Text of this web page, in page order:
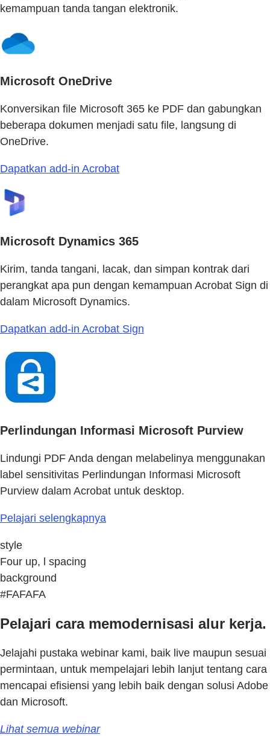
kemampuan tanda tangan elektronik.
Microsoft OneDrive
Konversikan file Microsoft 365 ke PDF dan gabungkan
beberapa dokumen menjadi satu file, langsung di
OneDrive.
Dapatkan add-in Acrobat
Microsoft Dynamics 365
Kirim, tanda tangani, lacak, dan simpan kontrak dari
perangkat apa pun dengan kemampuan Acrobat Sign di
dalam Microsoft Dynamics.
Dapatkan add-in Acrobat Sign
Perlindungan Informasi Microsoft Purview
Lindungi PDF Anda dengan melabelinya menggunakan
label sensitivitas Perlindungan Informasi Microsoft
Purview dalam Acrobat untuk desktop.
Pelajari selengkapnya
style
Four up, l spacing
background
#FAFAFA
Pelajari cara memodernisasi alur kerja.
Jelajahi pustaka webinar kami, baik live maupun sesuai
permintaan, untuk mempelajari lebih lanjut tentang cara
mencapai efisiensi yang lebih baik dengan solusi Adobe
dan Microsoft.
Lihat semua webinar